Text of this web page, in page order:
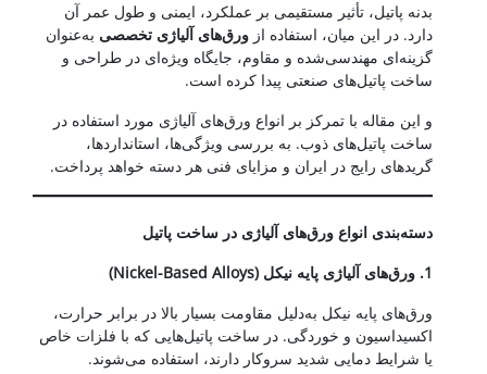
بدنه پاتیل، تأثیر مستقیمی بر عملکرد، ایمنی و طول عمر آن
دارد. در این میان، استفاده از ورق‌های آلیاژی تخصصی به‌عنوان
گزینه‌ای مهندسی‌شده و مقاوم، جایگاه ویژه‌ای در طراحی و
ساخت پاتیل‌های صنعتی پیدا کرده است.
و این مقاله با تمرکز بر انواع ورق‌های آلیاژی مورد استفاده در
ساخت پاتیل‌های ذوب. به بررسی ویژگی‌ها، استانداردها،
گریدهای رایج در ایران و مزایای فنی هر دسته خواهد پرداخت.
دسته‌بندی انواع ورق‌های آلیاژی در ساخت پاتیل
1. ورق‌های آلیاژی پایه نیکل (Nickel-Based Alloys)
ورق‌های پایه نیکل به‌دلیل مقاومت بسیار بالا در برابر حرارت،
اکسیداسیون و خوردگی. در ساخت پاتیل‌هایی که با فلزات خاص
یا شرایط دمایی شدید سروکار دارند، استفاده می‌شوند.